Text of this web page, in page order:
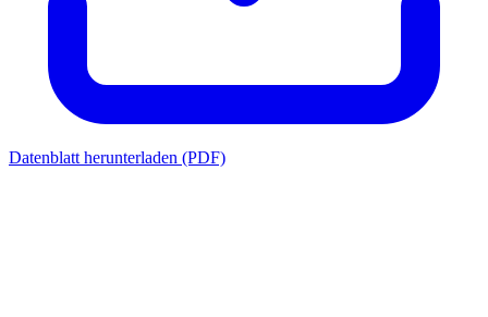
Datenblatt herunterladen (PDF)